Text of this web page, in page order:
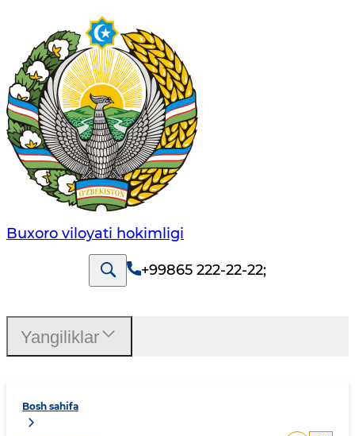
Buxoro viloyati hokimligi
+99865 222-22-22;
Bosh sahifa
Yangiliklar